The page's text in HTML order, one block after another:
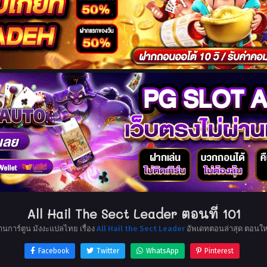
All Hail The Sect Leader ตอนที่ 101
นการ์ตูน มังงะแปลไทย เรื่อง All Hail the Sect Leader อัพเดทตอนล่าสุด ตอนใ
Facebook Twitter WhatsApp Pinterest